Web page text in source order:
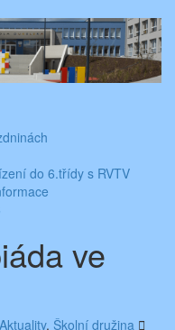
do 6.třídy s RVTV
ve
Aktuality, Školní družina